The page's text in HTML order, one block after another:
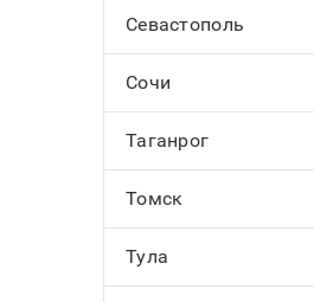
Севастополь
Сочи
Таганрог
Томск
Тула